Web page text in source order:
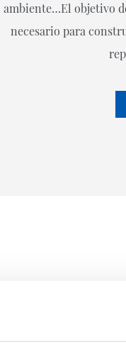
ambiente…El objetivo
necesario para